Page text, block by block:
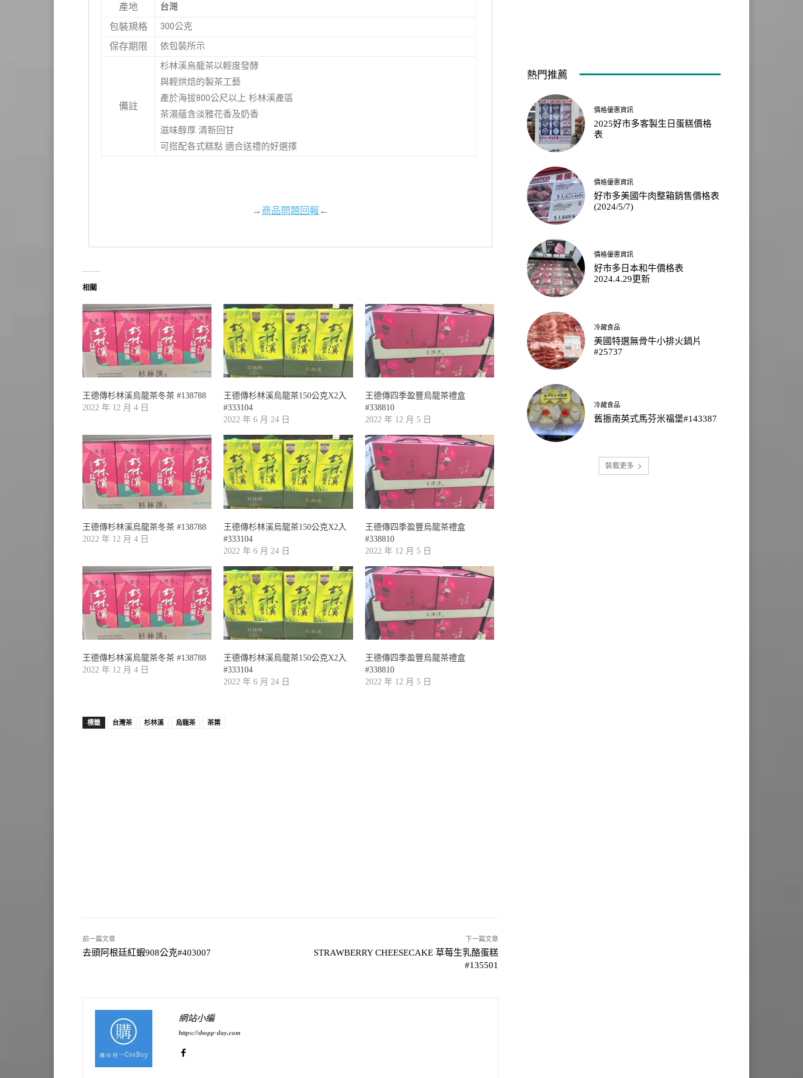
產地 台灣
包裝規格 300公克
保存期限 依包裝所示
備註
杉林溪烏龍茶以輕度發酵
與輕烘焙的製茶工藝
產於海拔800公尺以上 杉林溪產區
茶湯蘊含淡雅花香及奶香
滋味醇厚 清新回甘
可搭配各式糕點 適合送禮的好選擇
→商品問題回報←
相關
王德傳杉林溪烏龍茶冬茶 #138788
2022 年 12 月 4 日
王德傳杉林溪烏龍茶150公克X2入
#333104
2022 年 6 月 24 日
王德傳四季盈豐烏龍茶禮盒
#338810
2022 年 12 月 5 日
王德傳杉林溪烏龍茶冬茶 #138788
2022 年 12 月 4 日
王德傳杉林溪烏龍茶150公克X2入
#333104
2022 年 6 月 24 日
王德傳四季盈豐烏龍茶禮盒
#338810
2022 年 12 月 5 日
王德傳杉林溪烏龍茶冬茶 #138788
2022 年 12 月 4 日
王德傳杉林溪烏龍茶150公克X2入
#333104
2022 年 6 月 24 日
王德傳四季盈豐烏龍茶禮盒
#338810
2022 年 12 月 5 日
標籤 台灣茶 杉林溪 烏龍茶 茶葉
前一篇文章
去頭阿根廷紅蝦908公克#403007
下一篇文章
STRAWBERRY CHEESECAKE 草莓生乳酪蛋糕
#135501
網站小編
https://shopp-day.com
熱門推薦
價格優惠資訊
2025好市多客製生日蛋糕價格
表
價格優惠資訊
好市多美國牛肉整箱銷售價格表
(2024/5/7)
價格優惠資訊
好市多日本和牛價格表
2024.4.29更新
冷藏食品
美國特選無骨牛小排火鍋片
#25737
冷藏食品
舊振南英式馬芬米福堡#143387
裝載更多